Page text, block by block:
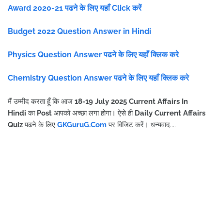
Award 2020-21 पढने के लिए यहाँ Click करें
Budget 2022 Question Answer in Hindi
Physics Question Answer पढने के लिए यहाँ क्लिक करे
Chemistry Question Answer पढने के लिए यहाँ क्लिक करे
मैं उम्मीद करता हूँ कि आज 18-19 July 2025 Current Affairs In
Hindi का Post आपको अच्छा लगा होगा। ऐसे ही Daily Current Affairs
Quiz पढने के लिए GKGuruG.Com पर विजिट करें । धन्यवाद....